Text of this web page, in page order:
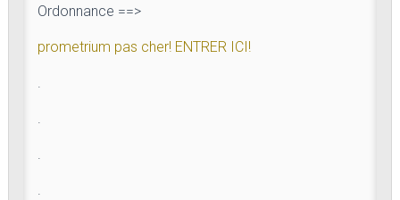
Ordonnance ==>
prometrium pas cher! ENTRER ICI!
.
.
.
.